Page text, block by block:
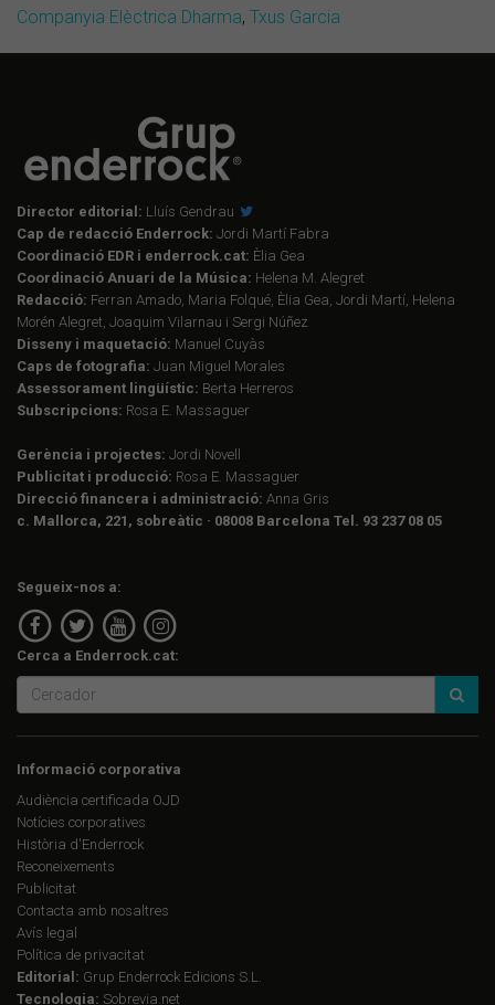
Companyia Elèctrica Dharma, Txus Garcia
Director editorial: Lluís Gendrau
Cap de redacció Enderrock: Jordi Martí Fabra
Coordinació EDR i enderrock.cat: Èlia Gea
Coordinació Anuari de la Música: Helena M. Alegret
Redacció: Ferran Amado, Maria Folqué, Èlia Gea, Jordi Martí, Helena
Morén Alegret, Joaquim Vilarnau i Sergi Núñez
Disseny i maquetació: Manuel Cuyàs
Caps de fotografia: Juan Miguel Morales
Assessorament lingüístic: Berta Herreros
Subscripcions: Rosa E. Massaguer
Gerència i projectes: Jordi Novell
Publicitat i producció: Rosa E. Massaguer
Direcció financera i administració: Anna Gris
c. Mallorca, 221, sobreàtic · 08008 Barcelona Tel. 93 237 08 05
Segueix-nos a:
Cerca a Enderrock.cat:
Informació corporativa
Audiència certificada OJD
Notícies corporatives
Història d'Enderrock
Reconeixements
Publicitat
Contacta amb nosaltres
Avís legal
Política de privacitat
Editorial: Grup Enderrock Edicions S.L.
Tecnologia: Sobrevia.net